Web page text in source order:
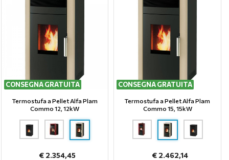
CONSEGNA GRATUITA
Termostufa a Pellet Alfa Plam
Commo 12, 12kW
€ 2.354,45
CONSEGNA GRATUITA
Termostufa a Pellet Alfa Plam
Commo 15, 15kW
€ 2.462,14